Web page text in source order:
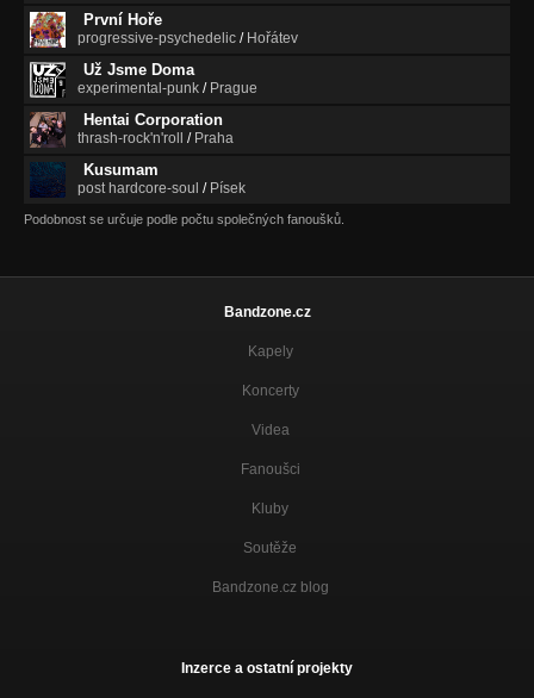
První Hoře
progressive-psychedelic / Hořátev
Už Jsme Doma
experimental-punk / Prague
Hentai Corporation
thrash-rock'n'roll / Praha
Kusumam
post hardcore-soul / Písek
Podobnost se určuje podle počtu společných fanoušků.
Bandzone.cz
Kapely
Koncerty
Videa
Fanoušci
Kluby
Soutěže
Bandzone.cz blog
Inzerce a ostatní projekty